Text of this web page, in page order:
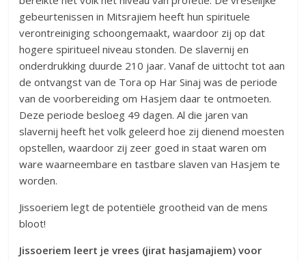
gebeurtenissen in Mitsrajiem heeft hun spirituele
verontreiniging schoongemaakt, waardoor zij op dat
hogere spiritueel niveau stonden. De slavernij en
onderdrukking duurde 210 jaar. Vanaf de uittocht tot aan
de ontvangst van de Tora op Har Sinaj was de periode
van de voorbereiding om Hasjem daar te ontmoeten.
Deze periode besloeg 49 dagen. Al die jaren van
slavernij heeft het volk geleerd hoe zij dienend moesten
opstellen, waardoor zij zeer goed in staat waren om
ware waarneembare en tastbare slaven van Hasjem te
worden.
Jissoeriem legt de potentiële grootheid van de mens
bloot!
Jissoeriem leert je vrees (jirat hasjamajiem) voor